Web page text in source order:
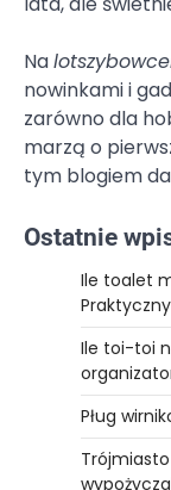
Na
nowinkami i
zarówno dla
marzą o
tym blogiem
Ostatnie
Ile toalet
Ile toi-toi
Pług